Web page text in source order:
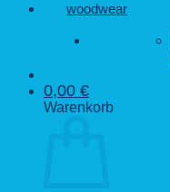
woodwear
0,00 €
Warenkorb